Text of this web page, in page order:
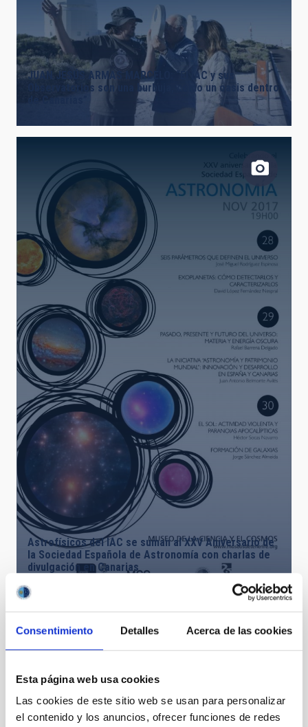
Consentimiento Detalles Acerca de las cookies
Esta página web usa cookies
Las cookies de este sitio web se usan para personalizar
el contenido y los anuncios, ofrecer funciones de redes
JUAN JESÚS ARMAS MARCELO: “El IAC y sus
Observatorios son una burbuja, como un oasis dentro
Astrofísicos del IAC se suman al XXV Aniversario de
la Sociedad Española de Astronomía con charlas de
divulgación en Canarias
Detectan telurio en uno de sus lugares de origen